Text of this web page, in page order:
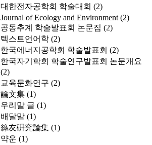
대한전자공학회 학술대회 (2)
Journal of Ecology and Environment (2)
공동추계 학술발표회 논문집 (2)
텍스트언어학 (2)
한국에너지공학회 학술발표회 (2)
한국자기학회 학술연구발표회 논문개요
(2)
교육문화연구 (2)
論文集 (1)
우리말 글 (1)
배달말 (1)
綠友硏究論集 (1)
약운 (1)